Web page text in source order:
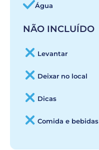
Água
NÃO INCLUÍDO
Levantar
Deixar no local
Dicas
Comida e bebidas